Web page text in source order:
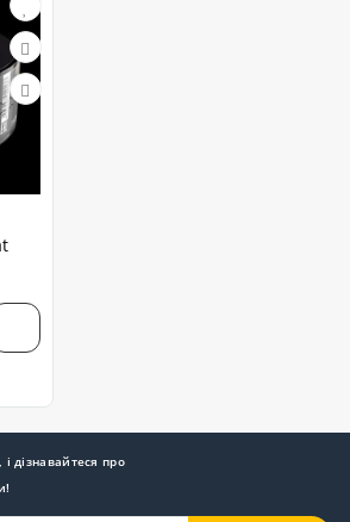
дізнавайтеся про